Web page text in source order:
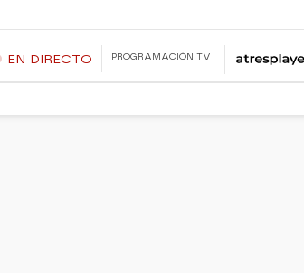
EN DIRECTO PROGRAMACIÓN TV